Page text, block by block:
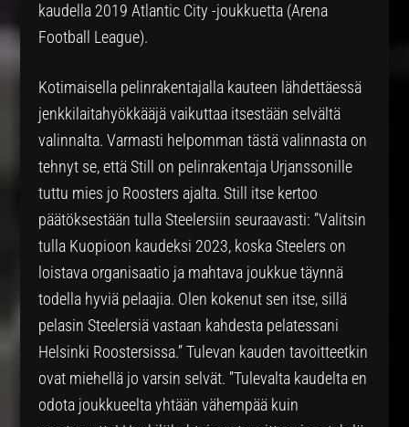
kaudella 2019 Atlantic City -joukkuetta (Arena
Football League).
Kotimaisella pelinrakentajalla kauteen lähdettäessä
jenkkilaitahyökkääjä vaikuttaa itsestään selvältä
valinnalta. Varmasti helpomman tästä valinnasta on
tehnyt se, että Still on pelinrakentaja Urjanssonille
tuttu mies jo Roosters ajalta. Still itse kertoo
päätöksestään tulla Steelersiin seuraavasti: ”Valitsin
tulla Kuopioon kaudeksi 2023, koska Steelers on
loistava organisaatio ja mahtava joukkue täynnä
todella hyviä pelaajia. Olen kokenut sen itse, sillä
pelasin Steelersiä vastaan kahdesta pelatessani
Helsinki Roostersissa.” Tulevan kauden tavoitteetkin
ovat miehellä jo varsin selvät. ”Tulevalta kaudelta en
odota joukkueelta yhtään vähempää kuin